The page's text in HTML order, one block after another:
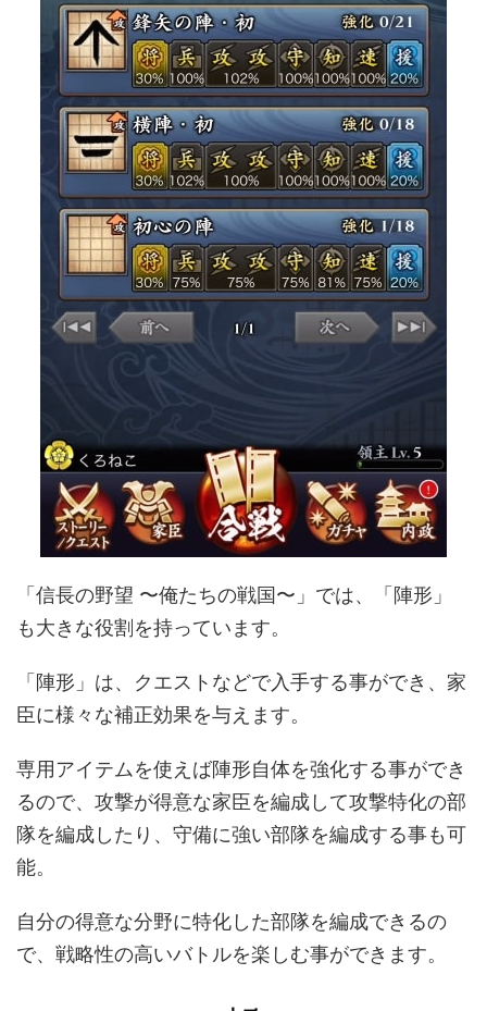
「信長の野望 〜俺たちの戦国〜」では、「陣形」
も大きな役割を持っています。
「陣形」は、クエストなどで入手する事ができ、家
臣に様々な補正効果を与えます。
専用アイテムを使えば陣形自体を強化する事ができ
るので、攻撃が得意な家臣を編成して攻撃特化の部
隊を編成したり、守備に強い部隊を編成する事も可
能。
自分の得意な分野に特化した部隊を編成できるの
で、戦略性の高いバトルを楽しむ事ができます。